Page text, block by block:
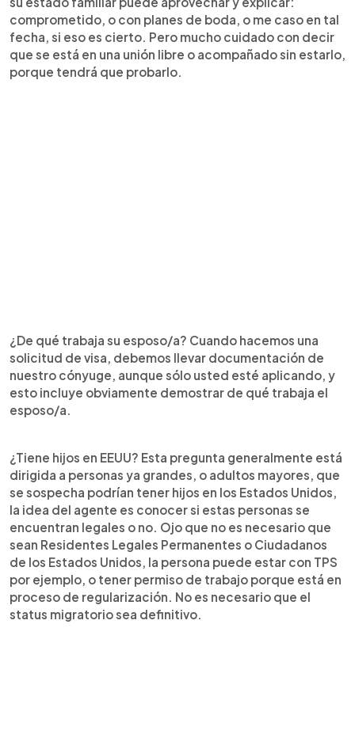
comprometido, o con planes de boda, o me caso en tal
fecha, si eso es cierto. Pero mucho cuidado con decir
que se está en una unión libre o acompañado sin estarlo,
porque tendrá que probarlo.
¿De qué trabaja su esposo/a? Cuando hacemos una
solicitud de visa, debemos llevar documentación de
nuestro cónyuge, aunque sólo usted esté aplicando, y
esto incluye obviamente demostrar de qué trabaja el
esposo/a.
¿Tiene hijos en EEUU? Esta pregunta generalmente está
dirigida a personas ya grandes, o adultos mayores, que
se sospecha podrían tener hijos en los Estados Unidos,
la idea del agente es conocer si estas personas se
encuentran legales o no. Ojo que no es necesario que
sean Residentes Legales Permanentes o Ciudadanos
de los Estados Unidos, la persona puede estar con TPS
por ejemplo, o tener permiso de trabajo porque está en
proceso de regularización. No es necesario que el
status migratorio sea definitivo.